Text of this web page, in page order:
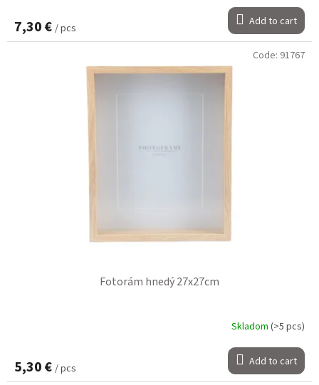
7,30 € / pcs Add to cart
Fotorám hnedý 27x27cm
Skladom (>5 pcs)
5,30 € / pcs Add to cart
Code: 91767